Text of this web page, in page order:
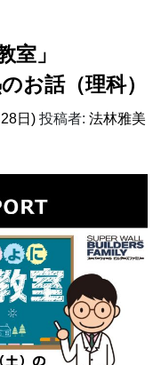
室」
お話（理科）
日) 投稿者: 法林雅美